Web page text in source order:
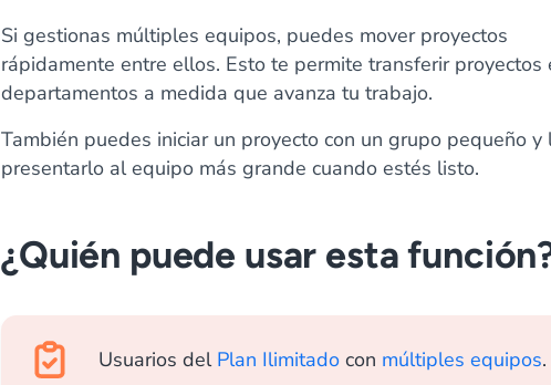
Si gestionas múltiples equipos, puedes mover proyectos
rápidamente entre ellos. Esto te permite transferir proyectos
departamentos a medida que avanza tu trabajo.
También puedes iniciar un proyecto con un grupo pequeño y
presentarlo al equipo más grande cuando estés listo.
¿Quién puede usar esta
Usuarios del Plan Ilimitado con múltiples equipos.